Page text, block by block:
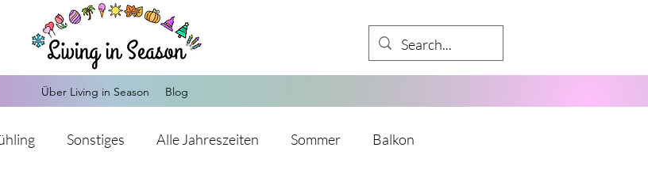
Über Living in Season Blog
Sonstiges Alle Jahreszeiten Sommer Balkon